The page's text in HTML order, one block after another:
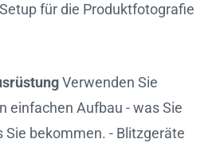
für die Produktfotografie
Verwenden Sie
einfachen Aufbau - was Sie
Sie bekommen. - Blitzgeräte